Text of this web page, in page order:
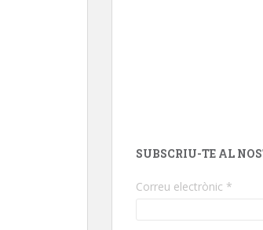
SUBSCRIU-TE AL
Correu electrònic *